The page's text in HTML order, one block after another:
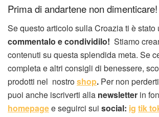
Prima di andartene non dimenticare!
Se questo articolo sulla Croazia ti è stato
commentalo e condividilo! Stiamo
contenuti su questa splendida meta. Se
completa e altri consigli di benessere,
prodotti nel nostroshop. Per non
puoi anche iscriverti alla newsletter in
homepagee seguirci sui social: ig tik